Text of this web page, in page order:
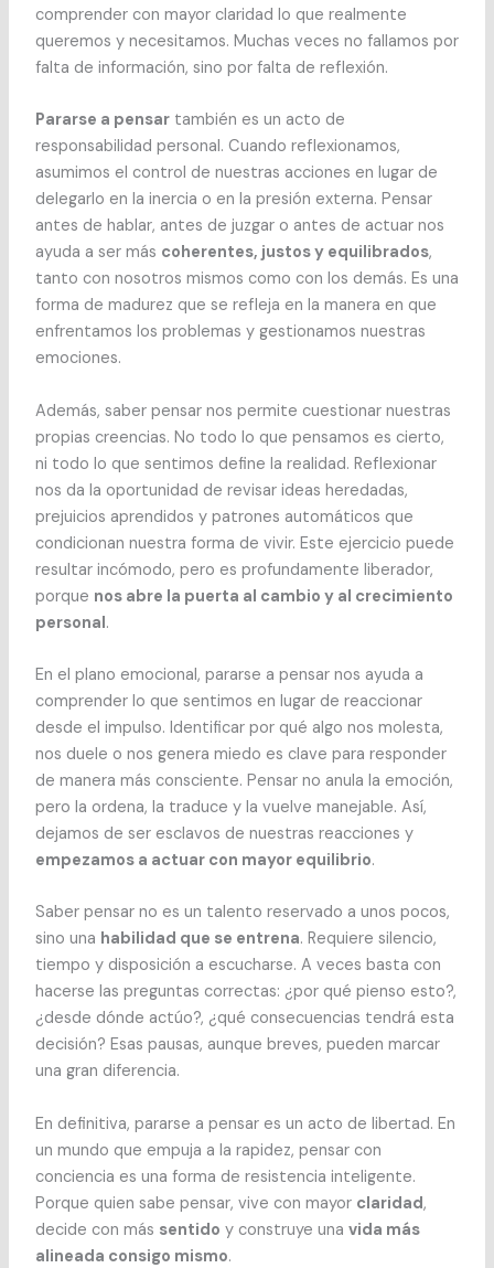
comprender con mayor claridad lo que realmente
queremos y necesitamos. Muchas veces no fallamos por
falta de información, sino por falta de reflexión.
Pararse a pensartambién es un acto de
responsabilidad personal. Cuando reflexionamos,
asumimos el control de nuestras acciones en lugar de
delegarlo en la inercia o en la presión externa. Pensar
antes de hablar, antes de juzgar o antes de actuar nos
ayuda a ser más coherentes, justos y equilibrados,
tanto con nosotros mismos como con los demás. Es una
forma de madurez que se refleja en la manera en que
enfrentamos los problemas y gestionamos nuestras
emociones.
Además, saber pensar nos permite cuestionar nuestras
propias creencias. No todo lo que pensamos es cierto,
ni todo lo que sentimos define la realidad. Reflexionar
nos da la oportunidad de revisar ideas heredadas,
prejuicios aprendidos y patrones automáticos que
condicionan nuestra forma de vivir. Este ejercicio puede
resultar incómodo, pero es profundamente liberador,
porque nos abre la puerta al cambio y al crecimiento
personal.
En el plano emocional, pararse a pensar nos ayuda a
comprender lo que sentimos en lugar de reaccionar
desde el impulso. Identificar por qué algo nos molesta,
nos duele o nos genera miedo es clave para responder
de manera más consciente. Pensar no anula la emoción,
pero la ordena, la traduce y la vuelve manejable. Así,
dejamos de ser esclavos de nuestras reacciones y
empezamos a actuar con mayor equilibrio.
Saber pensar no es un talento reservado a unos pocos,
sino una habilidad que se entrena. Requiere silencio,
tiempo y disposición a escucharse. A veces basta con
hacerse las preguntas correctas: ¿por qué pienso esto?,
¿desde dónde actúo?, ¿qué consecuencias tendrá esta
decisión? Esas pausas, aunque breves, pueden marcar
una gran diferencia.
En definitiva, pararse a pensar es un acto de libertad. En
un mundo que empuja a la rapidez, pensar con
conciencia es una forma de resistencia inteligente.
Porque quien sabe pensar, vive con mayor claridad,
decide con más sentido y construye una vida más
alineada consigo mismo.